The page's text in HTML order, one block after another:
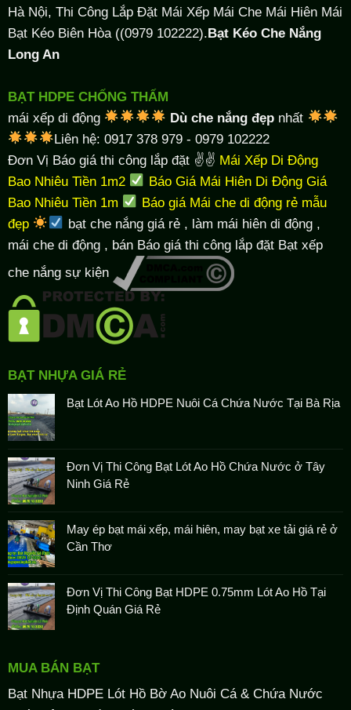
Hà Nội, Thi Công Lắp Đặt Mái Xếp Mái Che Mái Hiên Mái
Bạt Kéo Biên Hòa ((0979 102222).Bạt Kéo Che Nắng
Long An
BẠT HDPE CHỐNG THẤM
mái xếp di động Dù che nắng đẹp nhất
Liên hệ: 0917 378 979 - 0979 102222
Đơn Vị Báo giá thi công lắp đặt ✌✌ Mái Xếp Di Động
Bao Nhiêu Tiền 1m2
Báo Giá Mái Hiên Di Động Giá
Bao Nhiêu Tiền 1m
Báo giá Mái che di động rẻ mẫu
đẹp
bạt che nắng giá rẻ, làm mái hiên di động,
mái che di động , bán Báo giá thi công lắp đặt Bạt xếp
che nắng sự kiện
BẠT NHỰA GIÁ RẺ
Bạt Lót Ao Hồ HDPE Nuôi Cá Chứa Nước Tại Bà Rịa
Đơn Vị Thi Công Bạt Lót Ao Hồ Chứa Nước ở Tây
Ninh Giá Rẻ
May ép bạt mái xếp, mái hiên, may bạt xe tải giá rẻ ở
Cần Thơ
Đơn Vị Thi Công Bạt HDPE 0.75mm Lót Ao Hồ Tại
Định Quán Giá Rẻ
MUA BÁN BẠT
Bạt Nhựa HDPE Lót Hồ Bờ Ao Nuôi Cá & Chứa Nước